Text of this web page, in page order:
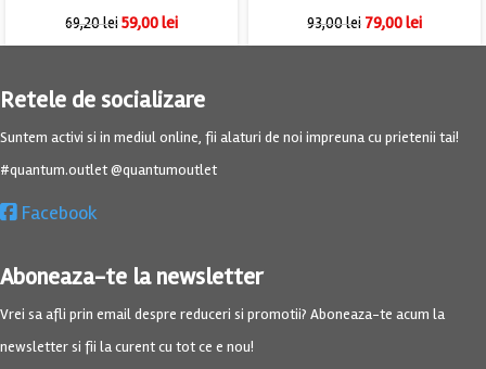
69,20lei59,00lei 93,00lei 79,00lei
Retele de socializare
Suntem activi si in mediul online, fii alaturi de noi impreuna cu prietenii tai!
#quantum.outlet @quantumoutlet
Facebook
Aboneaza-te la newsletter
Vrei sa afli prin email despre reduceri si promotii? Aboneaza-te acum la
newsletter si fii la curent cu tot ce e nou!